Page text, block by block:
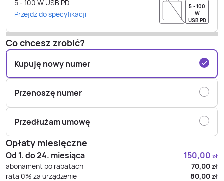
5 - 100 W USB PD
Przejdź do specyfikacji
5 - 100
W
USB PD
Co chcesz zrobić?
Kupuję nowy numer
Przenoszę numer
Przedłużam umowę
Opłaty miesięczne
Od 1. do 24. miesiąca 150,00 zł
abonament po rabatach 70,00zł
rata 0% za urządzenie
80,00zł